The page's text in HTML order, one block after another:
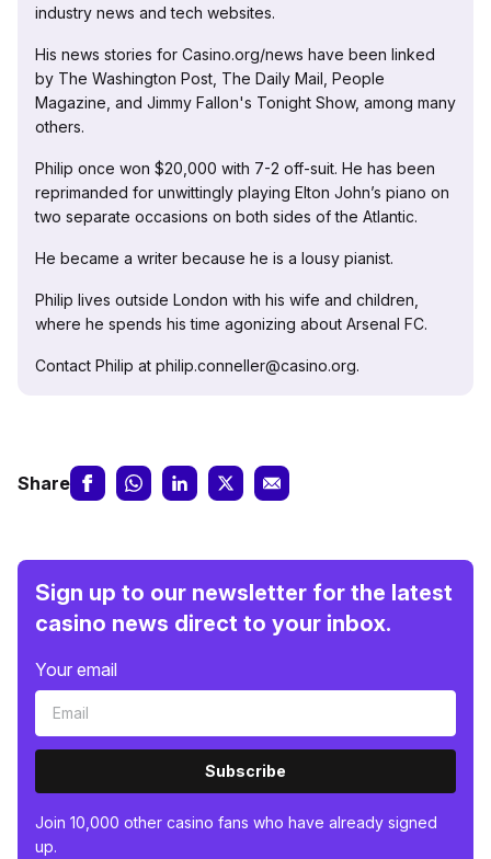
industry news and tech websites.
His news stories for Casino.org/news have been linked
by The Washington Post, The Daily Mail, People
Magazine, and Jimmy Fallon's Tonight Show, among many
others.
Philip once won $20,000 with 7-2 off-suit. He has been
reprimanded for unwittingly playing Elton John’s piano on
two separate occasions on both sides of the Atlantic.
He became a writer because he is a lousy pianist.
Philip lives outside London with his wife and children,
where he spends his time agonizing about Arsenal FC.
Contact Philip at philip.conneller@casino.org.
Share
Sign up to our newsletter for the latest
casino news direct to your inbox.
Your email
Subscribe
Join 10,000 other casino fans who have already signed
up.